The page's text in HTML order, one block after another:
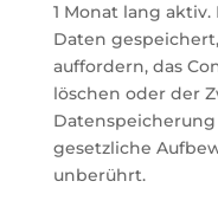
1 Monat lang
Daten
auffordern, das
löschen oder der
gesetzliche
unberührt.